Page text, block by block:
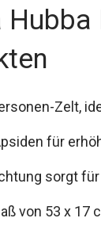
Zelt,
für
sorgt
von 53 x 17